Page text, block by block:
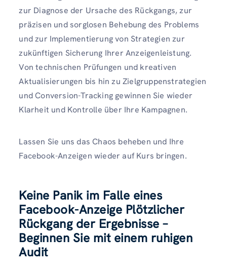
zur Diagnose der Ursache des Rückgangs, zur
präzisen und sorglosen Behebung des Problems
und zur Implementierung von Strategien zur
zukünftigen Sicherung Ihrer Anzeigenleistung.
Von technischen Prüfungen und kreativen
Aktualisierungen bis hin zu Zielgruppenstrategien
und Conversion-Tracking gewinnen Sie wieder
Klarheit und Kontrolle über Ihre Kampagnen.
Lassen Sie uns das Chaos beheben und Ihre
Facebook-Anzeigen wieder auf Kurs bringen.
Keine Panik im Falle eines
Facebook-Anzeige Plötzlicher
Rückgang der Ergebnisse –
Beginnen Sie mit einem ruhigen
Audit